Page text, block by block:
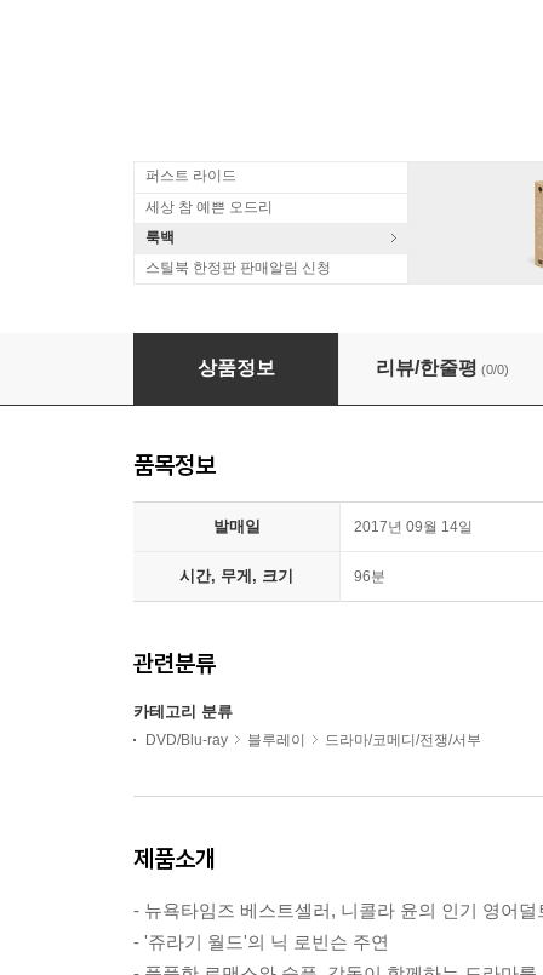
퍼스트 라이드
세상 참 예쁜 오드리
룩백
스틸북 한정판 판매알림 신청
에브리씽, 에브리씽 (1Disc) : 블루레이
상품정보 리뷰/한줄평 (0/0)
품목정보
발매일 2017년 09월 14일
시간, 무게, 크기 96분
관련분류
카테고리 분류
DVD/Blu-ray 블루레이 드라마/코메디/전쟁/서부
제품소개
- 뉴욕타임즈 베스트셀러, 니콜라 윤의 인기 영어
- '쥬라기 월드'의 닉 로빈슨 주연